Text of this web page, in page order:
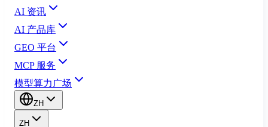
AI 资讯
AI 产品库
GEO 平台
MCP 服务
模型算力广场
ZH
ZH